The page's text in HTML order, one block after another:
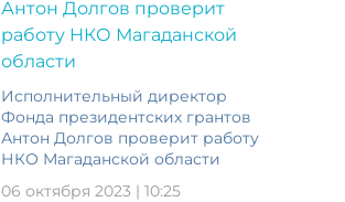
Исполнительный директор
Фонда президентских грантов
Антон Долгов проверит работу
НКО Магаданской области
06 октября 2023 | 10:25